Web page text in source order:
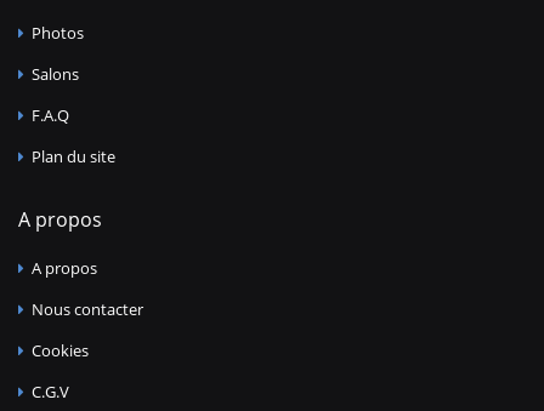
Photos
Salons
F.A.Q
Plan du site
A propos
A propos
Nous contacter
Cookies
C.G.V